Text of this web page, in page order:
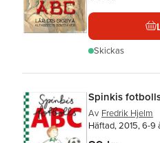
Skickas
Spinkis
Av Fredrik Hjelm
Häftad, 2015, 6-9